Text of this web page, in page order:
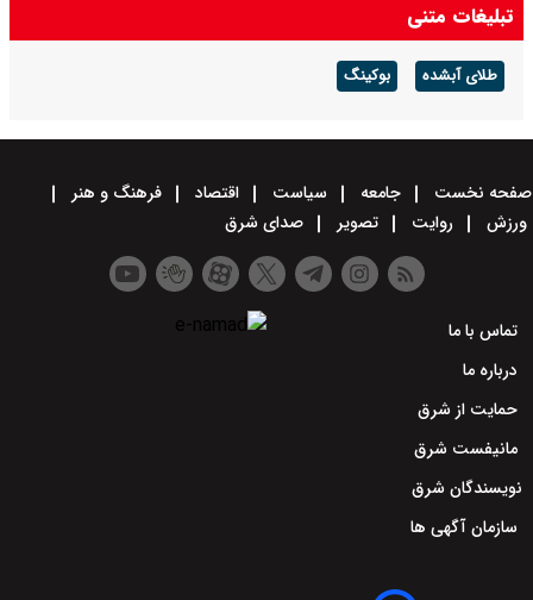
تبلیغات متنی
طلای آبشده بوکینگ
صفحه نخست جامعه سیاست اقتصاد
فرهنگ و هنر
ورزش
روایت تصویر صدای شرق
تماس با ما
درباره ما
حمایت از شرق
مانیفست شرق
نویسندگان شرق
سازمان آگهی ها